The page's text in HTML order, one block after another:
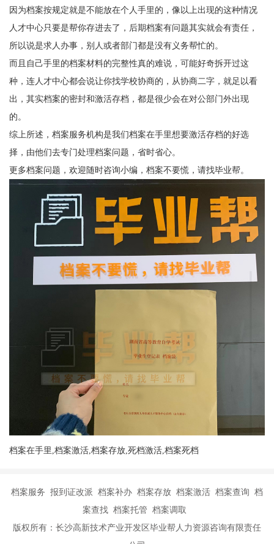
因为档案按规定就是不能放在个人手里的，像以上出现的这种情况
人才中心只要是帮你存进去了，后期档案有问题其实就会有责任，
所以说是求人办事，别人或者部门都是没有义务帮忙的。
而且自己手里的档案材料的完整性真的难说，可能好奇拆开过这
种，连人才中心都会说让你找学校协商的，从协商二字，就足以看
出，其实档案的密封和激活存档，都是很少会在对公部门外出现
的。
综上所述，档案服务机构是我们档案在手里想要激活存档的好选
择，由他们去专门处理档案问题，省时省心。
更多档案问题，欢迎随时咨询小编，档案不要慌，请找毕业帮。
档案在手里,档案激活,档案存放,死档激活,档案死档
档案服务 报到证改派 档案补办 档案存放 档案激活 档案查询 档
案查找 档案托管 档案调取
版权所有：长沙高新技术产业开发区毕业帮人力资源咨询有限责任